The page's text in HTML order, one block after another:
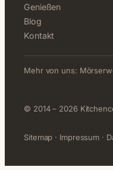
Genießen
Blog
Kontakt
Mehr von uns:
© 2014 – 2026
Sitemap · Impressum ·